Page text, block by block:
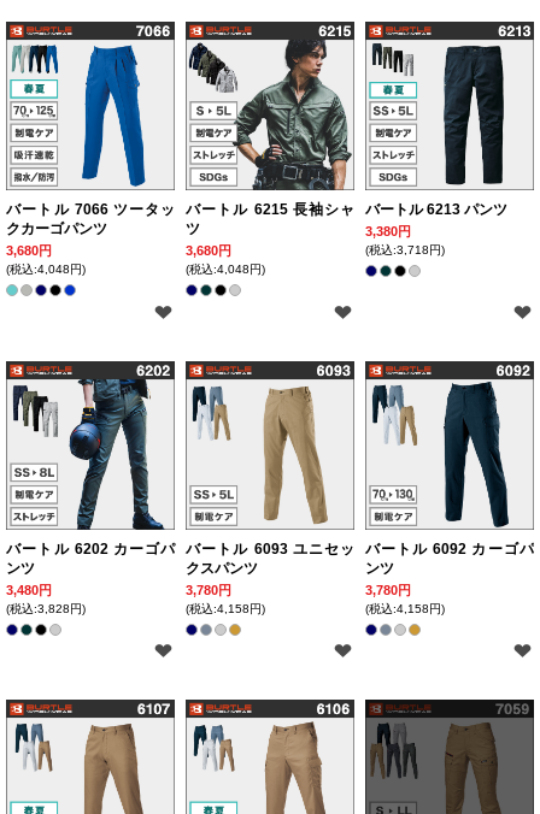
バートル 7066 ツータッ
クカーゴパンツ
3,680円
(税込:4,048円)
バートル 6215 長袖シャ
ツ
3,680円
(税込:4,048円)
バートル 6213 パンツ
3,380円
(税込:3,718円)
バートル 6202 カーゴパ
ンツ
3,480円
(税込:3,828円)
バートル 6093 ユニセッ
クスパンツ
3,780円
(税込:4,158円)
バートル 6092 カーゴパ
ンツ
3,780円
(税込:4,158円)